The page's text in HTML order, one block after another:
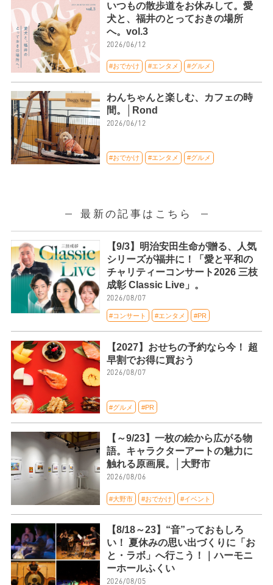
いつもの散歩道をお休みして。愛
犬と、福井のとっておきの場所
へ。vol.3
2026/06/12
#おでかけ #エンタメ #グルメ
わんちゃんと楽しむ、カフェの時
間。│Rond
2026/06/12
#おでかけ #エンタメ #グルメ
最新の記事はこちら
【9/3】明治安田生命が贈る、人気
シリーズが福井に！「愛と平和の
チャリティーコンサート2026 三枝
成彰 Classic Live」。
2026/08/07
#コンサート #エンタメ #PR
【2027】おせちの予約なら今！ 超
早割でお得に買おう
2026/08/07
#グルメ #PR
【～9/23】一枚の絵から広がる物
語。キャラクターアートの魅力に
触れる原画展。│大野市
2026/08/06
#大野市 #おでかけ #イベント
【8/18～23】“音”っておもしろ
い！ 夏休みの思い出づくりに「お
と・ラボ」へ行こう！｜ハーモニ
ーホールふくい
2026/08/05